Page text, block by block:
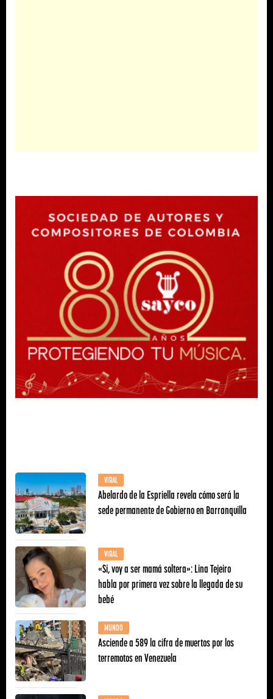
VIRAL
Abelardo de la Espriella revela cómo será la
sede permanente de Gobierno en Barranquilla
VIRAL
«Sí, voy a ser mamá soltera»: Lina Tejeiro
habla por primera vez sobre la llegada de su
bebé
MUNDO
Asciende a 589 la cifra de muertos por los
terremotos en Venezuela